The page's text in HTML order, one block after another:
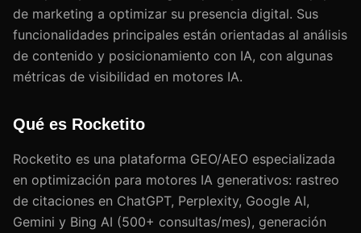
de marketing a optimizar su presencia digital. Sus
funcionalidades principales están orientadas al análisis
de contenido y posicionamiento con IA, con algunas
métricas de visibilidad en motores IA.
Qué es Rocketito
Rocketito es una plataforma GEO/AEO especializada
en optimización para motores IA generativos: rastreo
de citaciones en ChatGPT, Perplexity, Google AI,
Gemini y Bing AI (500+ consultas/mes), generación